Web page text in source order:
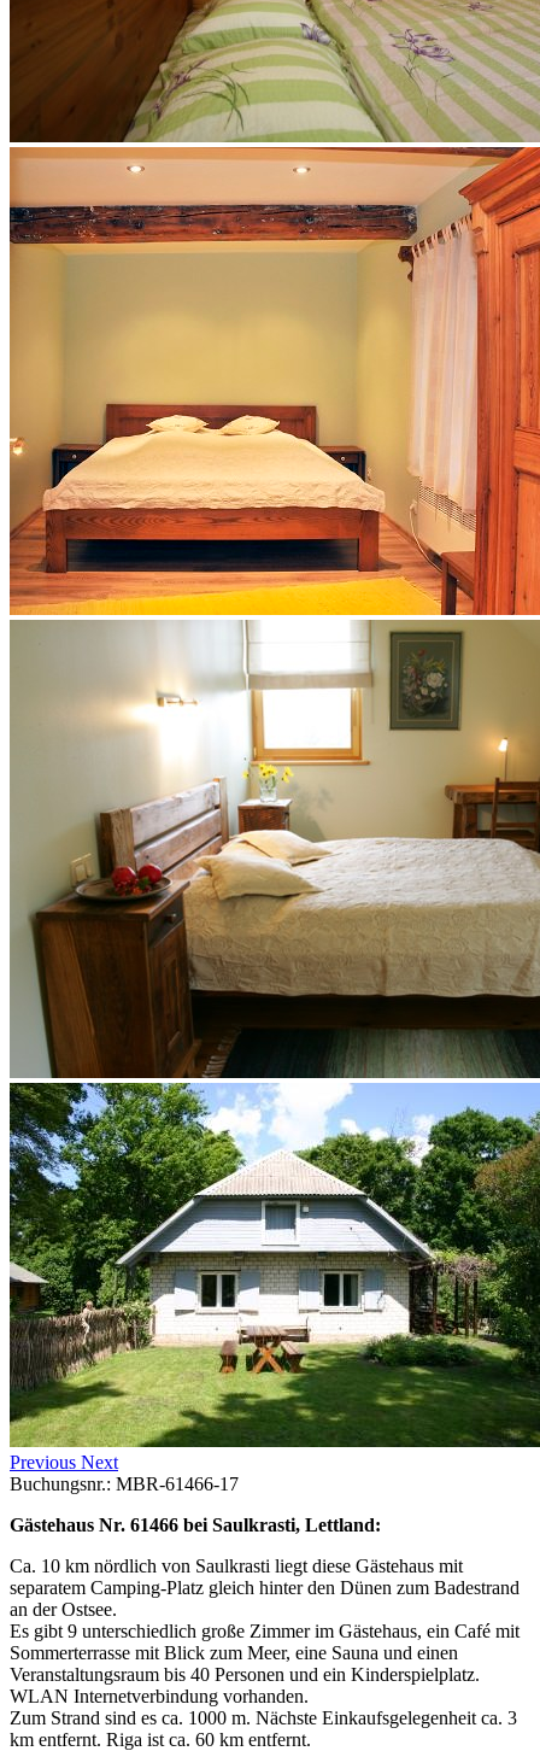
Previous Next
Buchungsnr.: MBR-61466-17
Gästehaus Nr. 61466 bei Saulkrasti, Lettland:
Ca. 10 km nördlich von Saulkrasti liegt diese Gästehaus mit
separatem Camping-Platz gleich hinter den Dünen zum Badestrand
an der Ostsee.
Es gibt 9 unterschiedlich große Zimmer im Gästehaus, ein Café mit
Sommerterrasse mit Blick zum Meer, eine Sauna und einen
Veranstaltungsraum bis 40 Personen und ein Kinderspielplatz.
WLAN Internetverbindung vorhanden.
Zum Strand sind es ca. 1000 m. Nächste Einkaufsgelegenheit ca. 3
km entfernt. Riga ist ca. 60 km entfernt.